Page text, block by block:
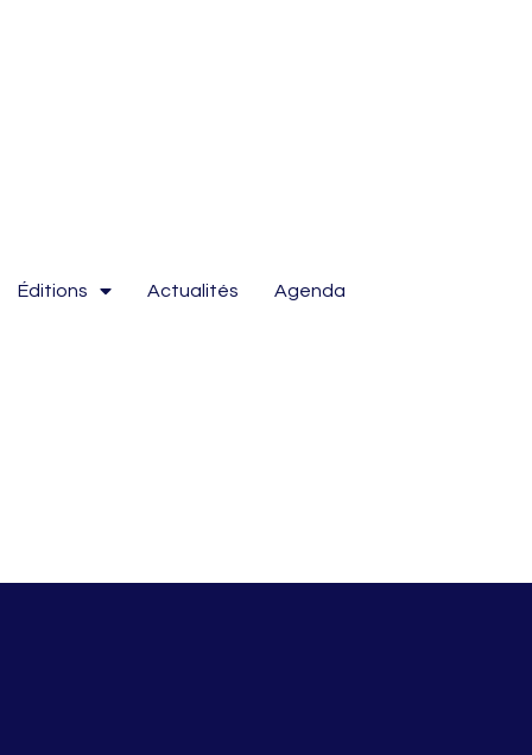
Éditions Actualités Agenda